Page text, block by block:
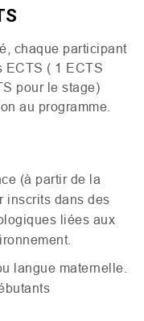
chaque participant
ECTS ( 1 ECTS
pour le stage)
au programme.
(à partir de la
inscrits dans des
liées aux
langue maternelle.